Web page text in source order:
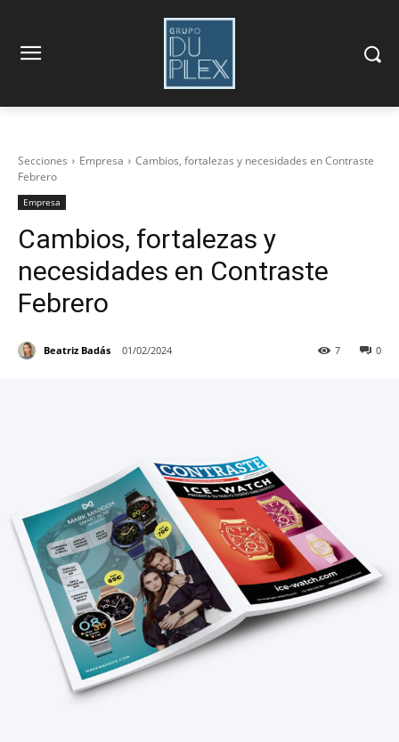
Secciones Empresa
Cambios, fortalezas y necesidades en Contraste
Febrero
Empresa
Cambios, fortalezas y
necesidades en Contraste
Febrero
Beatriz Badás 01/02/2024 0
7